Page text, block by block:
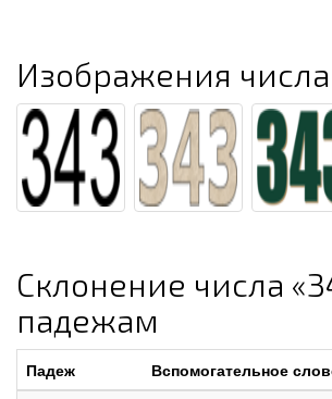
Изображения
Склонение числа
падежам
Падеж Вспомогательное